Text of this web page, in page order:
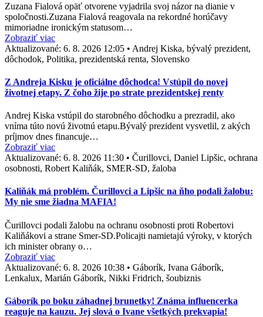
Zuzana Fialová opäť otvorene vyjadrila svoj názor na dianie v
spoločnosti.Zuzana Fialová reagovala na rekordné horúčavy
mimoriadne ironickým statusom…
Zobraziť viac
Aktualizované: 6. 8. 2026 12:05 • Andrej Kiska, bývalý prezident,
dôchodok, Politika, prezidentská renta, Slovensko
Z Andreja Kisku je oficiálne dôchodca! Vstúpil do novej
životnej etapy. Z čoho žije po strate prezidentskej renty
Andrej Kiska vstúpil do starobného dôchodku a prezradil, ako
vníma túto novú životnú etapu.Bývalý prezident vysvetlil, z akých
príjmov dnes financuje…
Zobraziť viac
Aktualizované: 6. 8. 2026 11:30 • Čurillovci, Daniel Lipšic, ochrana
osobnosti, Robert Kaliňák, SMER-SD, žaloba
Kaliňák má problém. Čurillovci a Lipšic na ňho podali žalobu:
My nie sme žiadna MAFIA!
Čurillovci podali žalobu na ochranu osobnosti proti Robertovi
Kaliňákovi a strane Smer-SD.Policajti namietajú výroky, v ktorých
ich minister obrany o…
Zobraziť viac
Aktualizované: 6. 8. 2026 10:38 • Gáborík, Ivana Gáborík,
Lenkalux, Marián Gáborík, Nikki Fridrich, šoubiznis
Gáborík po boku záhadnej brunetky! Známa influencerka
reaguje na kauzu. Jej slová o Ivane všetkých prekvapia!